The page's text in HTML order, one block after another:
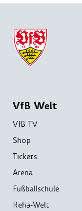
VfB Welt
VfB TV
Shop
Tickets
Arena
Fußballschule
Reha-Welt